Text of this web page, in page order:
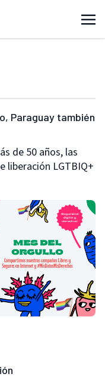
Paraguay también
de 50 años, las
liberación LGTBIQ+